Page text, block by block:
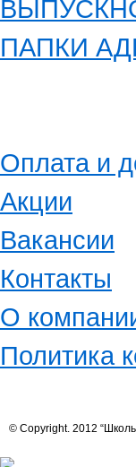
ПАПКИ
Оплата и
Акции
Вакансии
Контакты
О
Политика
© Copyright. 2012